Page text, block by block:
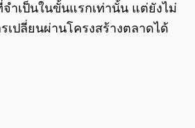
จำเป็นในขั้นแรกเท่านั้น แต่ยังไม่
เปลี่ยนผ่านโครงสร้างตลาดได้